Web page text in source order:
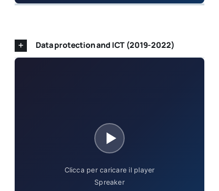
Data protection and ICT (2019-2022)
Clicca per caricare il player
Spreaker